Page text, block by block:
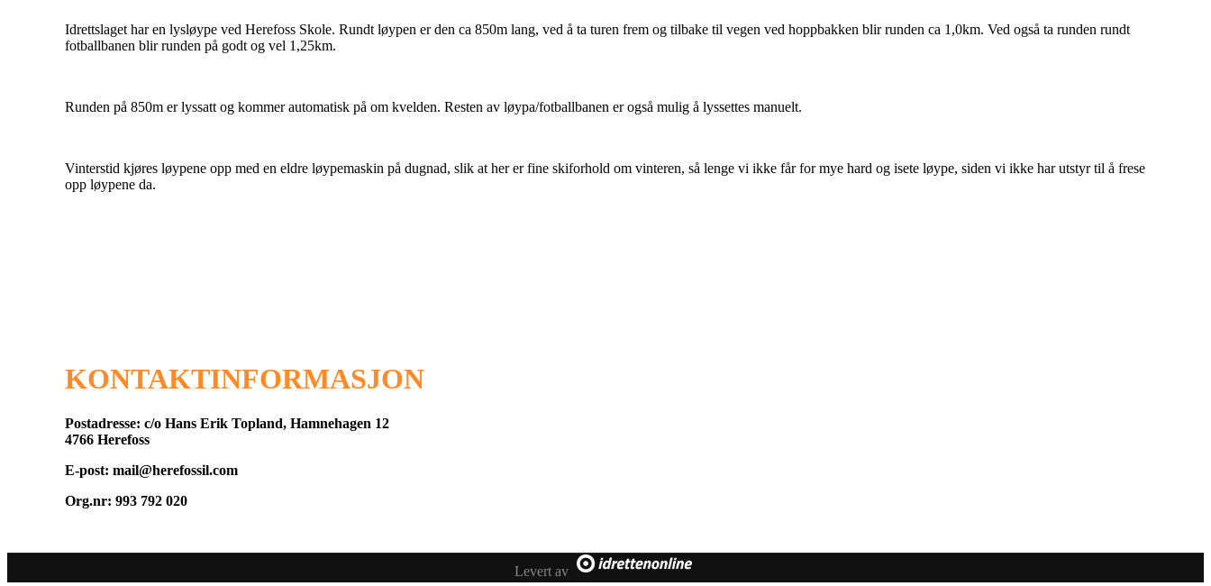
Idrettslaget har en lysløype ved Herefoss Skole. Rundt løypen er den ca 850m lang, ved å ta turen frem og tilbake til vegen ved hoppbakken blir runden ca 1,0km. Ved også ta runden rundt
fotballbanen blir runden på godt og vel 1,25km.
Runden på 850m er lyssatt og kommer automatisk på om kvelden. Resten av løypa/fotballbanen er også mulig å lyssettes manuelt.
Vinterstid kjøres løypene opp med en eldre løypemaskin på dugnad, slik at her er fine skiforhold om vinteren, så lenge vi ikke får for mye hard og isete løype, siden vi ikke har utstyr til å frese
opp løypene da.
KONTAKTINFORMASJON
Postadresse: c/o Hans Erik Topland, Hamnehagen 12
4766 Herefoss
E-post: mail@herefossil.com
Org.nr: 993 792 020
Levert av